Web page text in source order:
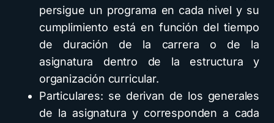
persigue un programa en cada nivel y su
cumplimiento está en función del tiempo
de duración de la carrera o de la
asignatura dentro de la estructura y
organización curricular.
Particulares: se derivan de los generales
de la asignatura y corresponden a cada